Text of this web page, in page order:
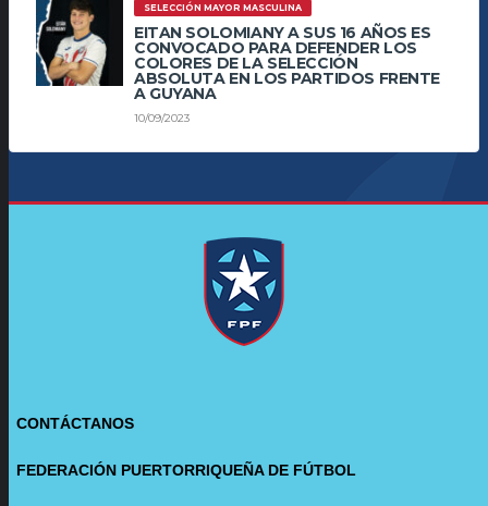
SELECCIÓN MAYOR MASCULINA
EITAN SOLOMIANY A SUS 16 AÑOS ES
CONVOCADO PARA DEFENDER LOS
COLORES DE LA SELECCIÓN
ABSOLUTA EN LOS PARTIDOS FRENTE
A GUYANA
10/09/2023
CONTÁCTANOS
FEDERACIÓN PUERTORRIQUEÑA DE FÚTBOL